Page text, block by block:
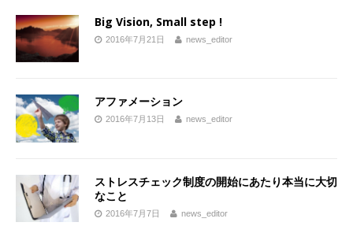
Big Vision, Small step !
2016年7月21日 news_editor
アファメーション
2016年7月13日 news_editor
ストレスチェック制度の開始にあたり本当に大切
なこと
2016年7月7日 news_editor